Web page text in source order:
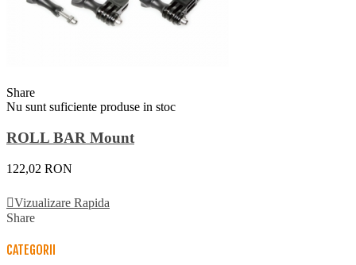
Share
Nu sunt suficiente produse in stoc
ROLL BAR Mount
122,02 RON
Vizualizare Rapida
Share
CATEGORII